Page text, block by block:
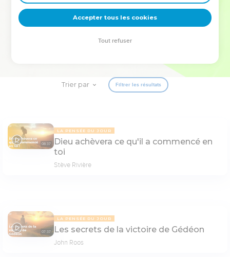
deviennent vos tremplins. Que vous guidiez un ministère, une
équipe, un groupe ou une famille, leur expérience est faite
pour vous.
Trier par Filtrer les résultats
08:37
LA PENSÉE DU JOUR
Dieu achèvera ce qu'il a commencé en
toi
Stève Rivière
07:37
LA PENSÉE DU JOUR
Les secrets de la victoire de Gédéon
John Roos
Accepter tous les cookies
Tout refuser